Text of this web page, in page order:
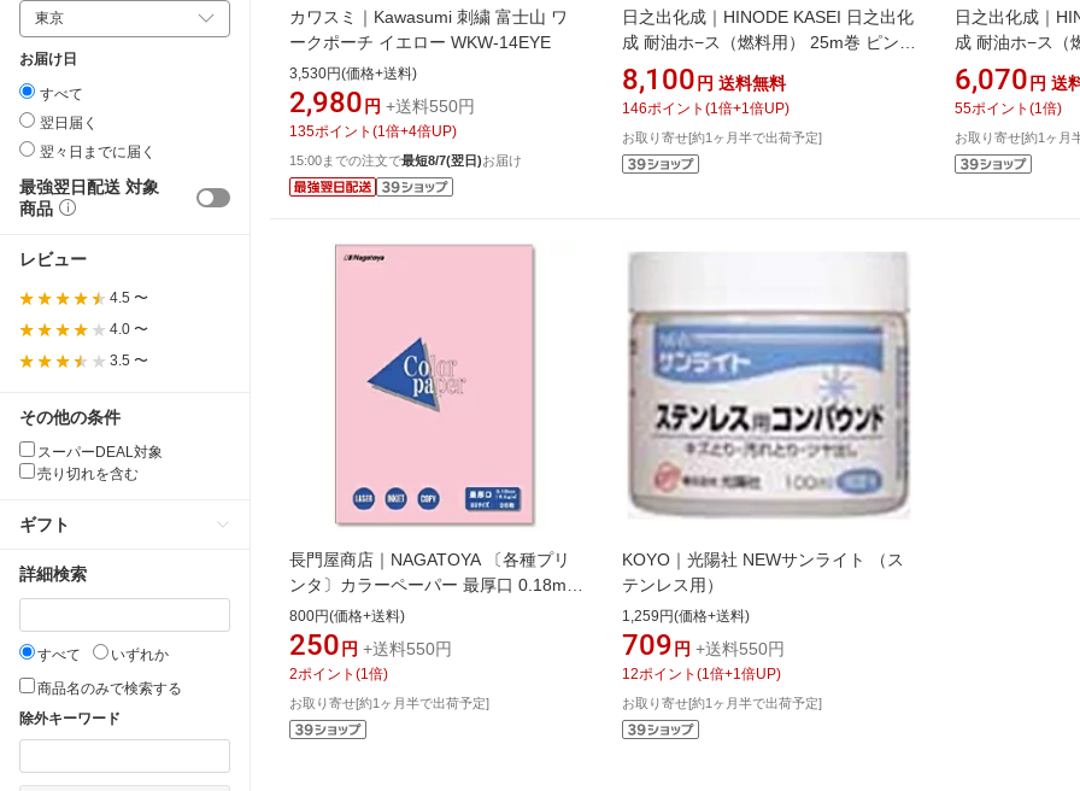
お届け日
すべて
翌日届く
翌々日までに届く
最強翌日配送 対象
商品
レビュー
4.5 〜
4.0 〜
3.5 〜
その他の条件
スーパーDEAL対象
売り切れを含む
ギフト
詳細検索
すべて
いずれか
商品名のみで検索する
除外キーワード
カワスミ｜Kawasumi 刺繍 富士山 ワ
ークポーチ イエロー WKW-14EYE
3,530円(価格+送料)
2,980 円 +送料550円
135ポイント (1 倍+4倍UP)
15:00までの注文で最短8/7(翌日)お届け
日之出化成｜HINODE KASEI 日之出化
成 耐油ホ−ス（燃料用） 25m巻 ピンク
日之出化成
8,100 円 送料無料
146ポイント (1 倍+1 倍UP)
お取り寄せ[約1ヶ月半で出荷予定]
日之出化成｜
成 耐油ホ−ス（
日之出化成
6,070 円 送
55ポイント (1 倍)
お取り寄せ[約1ヶ月
長門屋商店｜NAGATOYA 〔各種プリ
ンタ〕カラーペーパー 最厚口 0.18mm
[B5 /25枚] ナ-4521 桃[ナ4521]
800円(価格+送料)
250 円 +送料550円
2ポイント (1 倍)
お取り寄せ[約1ヶ月半で出荷予定]
KOYO｜光陽社 NEWサンライト （ス
テンレス用）
1,259円(価格+送料)
709 円 +送料550円
12ポイント (1 倍+1 倍UP)
お取り寄せ[約1ヶ月半で出荷予定]